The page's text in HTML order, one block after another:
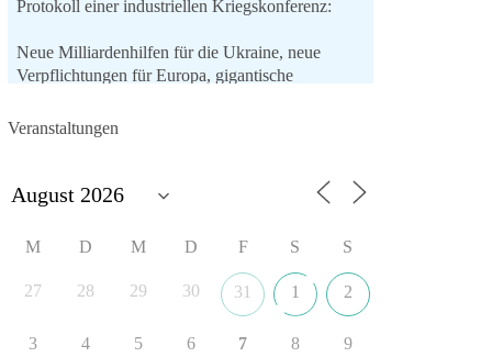
Protokoll einer industriellen Kriegskonferenz:
Neue Milliardenhilfen für die Ukraine, neue
Verpflichtungen für Europa, gigantische
Verteidigungsindustrie, Modernisierung der
Forderung, der Iran dürfe keine Kernwaffe
friedensorientierte Politik?
Veranstaltungen
M D M D F S S
27 28 29 30 31 1 2
3 4 5 6 7 8 9